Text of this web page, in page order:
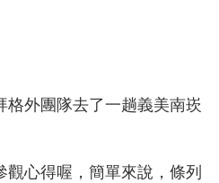
格外團隊去了一趟義美南崁
心得喔，簡單來說，條列